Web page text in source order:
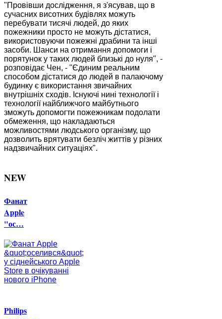
"Провівши дослідження, я з'ясував, що в
сучасних висотних будівлях можуть
перебувати тисячі людей, до яких
пожежники просто не можуть дістатися,
використовуючи пожежні драбини та інші
засоби. Шанси на отримання допомоги і
порятунок у таких людей близькі до нуля", -
розповідає Чен, - "Єдиним реальним
способом дістатися до людей в палаючому
будинку є використання звичайних
внутрішніх сходів. Існуючі нині технології і
технології найближчого майбутнього
зможуть допомогти пожежникам подолати
обмеження, що накладаються
можливостями людського організму, що
дозволить врятувати безліч життів у різних
надзвичайних ситуаціях".
NEW
Фанат
Apple
"ос…
Philips